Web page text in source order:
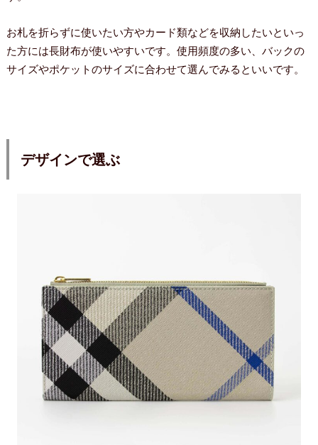
お札を折らずに使いたい方やカード類などを収納したいといっ
た方には長財布が使いやすいです。使用頻度の多い、バックの
サイズやポケットのサイズに合わせて選んでみるといいです。
デザインで選ぶ